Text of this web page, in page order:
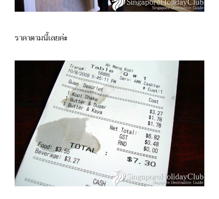
ราคาตามนี้เลยค่ะ